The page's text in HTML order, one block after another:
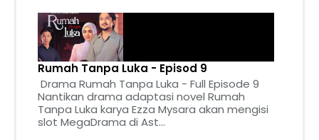
Rumah Tanpa Luka - Episod 9
Drama Rumah Tanpa Luka - Full Episode 9
Nantikan drama adaptasi novel Rumah
Tanpa Luka karya Ezza Mysara akan mengisi
slot MegaDrama di Ast...